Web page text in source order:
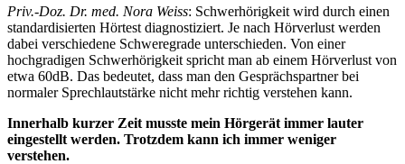
Priv.-Doz. Dr. med. Nora Weiss: Schwerhörigkeit wird durch einen
standardisierten Hörtest diagnostiziert. Je nach Hörverlust werden
dabei verschiedene Schweregrade unterschieden. Von einer
hochgradigen Schwerhörigkeit spricht man ab einem Hörverlust von
etwa 60dB. Das bedeutet, dass man den Gesprächspartner bei
normaler Sprechlautstärke nicht mehr richtig verstehen kann.
Innerhalb kurzer Zeit musste mein Hörgerät immer lauter
eingestellt werden. Trotzdem kann ich immer weniger
verstehen.